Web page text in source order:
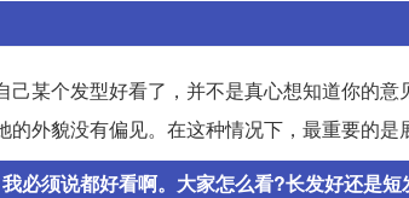
某个发型好看了，并不是真心想知道你的意
外貌没有偏见。在这种情况下，最重要的是
必须说都好看啊。大家怎么看?长发好还是短